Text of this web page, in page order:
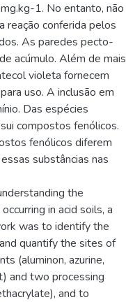
1. No entanto, não
reação conferida pelos
As paredes pecto-
acúmulo. Além de mais
violeta fornecem
uso. A inclusão em
Das espécies
compostos fenólicos.
fenólicos diferem
substâncias nas
the
in acid soils, a
was to identify the
quantify the sites of
(aluminon, azurine,
and two processing
and to